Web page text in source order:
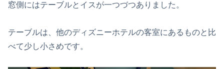
窓側にはテーブルとイスが一つづつありました。
テーブルは、他のディズニーホテルの客室にあるものと比
べて少し小さめです。